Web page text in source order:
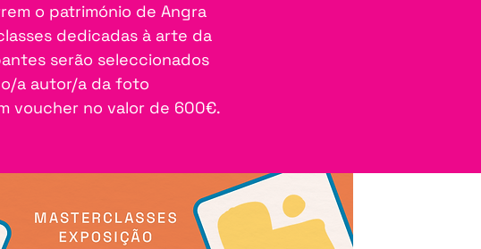
o património de Angra
dedicadas à arte da
serão seleccionados
o/a autor/a da foto
voucher no valor de 600€.